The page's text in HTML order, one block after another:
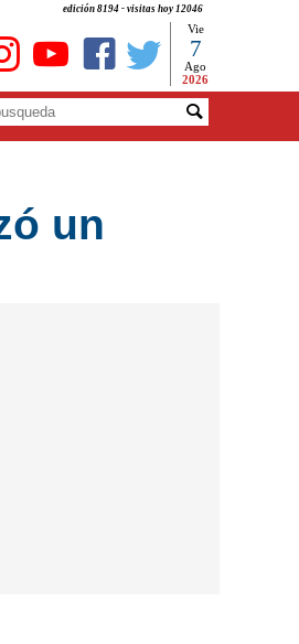
edición 8194 - visitas hoy 12046
Vie
7
Ago
2026
un